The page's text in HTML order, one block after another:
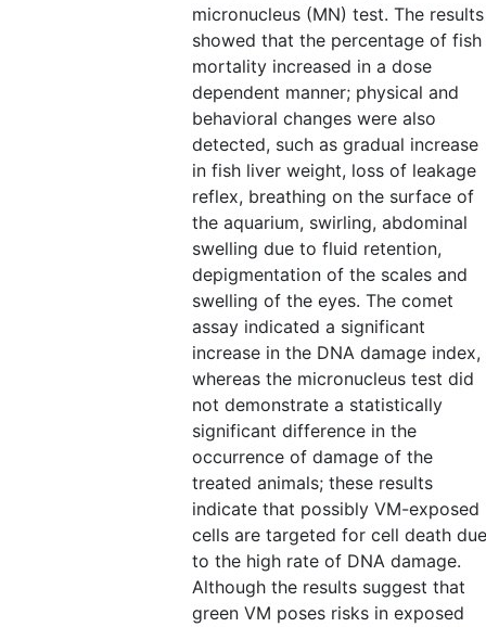
micronucleus (MN) test. The results
showed that the percentage of fish
mortality increased in a dose
dependent manner; physical and
behavioral changes were also
detected, such as gradual increase
in fish liver weight, loss of leakage
reflex, breathing on the surface of
the aquarium, swirling, abdominal
swelling due to fluid retention,
depigmentation of the scales and
swelling of the eyes. The comet
assay indicated a significant
increase in the DNA damage index,
whereas the micronucleus test did
not demonstrate a statistically
significant difference in the
occurrence of damage of the
treated animals; these results
indicate that possibly VM-exposed
cells are targeted for cell death due
to the high rate of DNA damage.
Although the results suggest that
green VM poses risks in exposed